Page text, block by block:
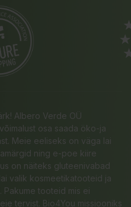
Albero Verde OÜ
osa saada öko-ja
Meie eeliseks on väga lai
ning e-poe kiire
on näiteks gluteenivabad
valik kosmeetikatooteid ja
Pakume tooteid mis ei
tervist. Bio4You missiooniks